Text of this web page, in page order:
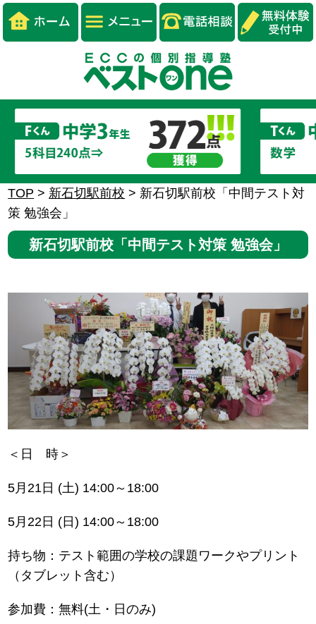
TOP > 新石切駅前校 > 新石切駅前校「中間テスト対
策 勉強会」
新石切駅前校「中間テスト対策 勉強会」
＜日 時＞
5月21日 (土) 14:00～18:00
5月22日 (日) 14:00～18:00
持ち物：テスト範囲の学校の課題ワークやプリント
（タブレット含む）
参加費：無料(土・日のみ)